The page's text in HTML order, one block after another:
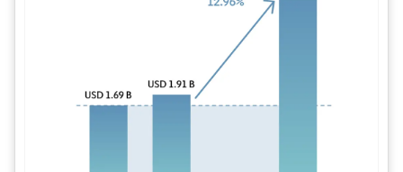
Image © Mordor Intelligence. La